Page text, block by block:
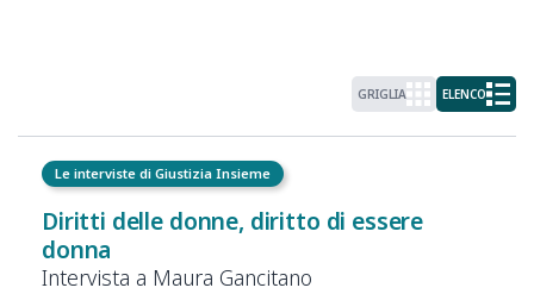
GRIGLIA ELENCO
Le interviste di Giustizia Insieme
Diritti delle donne, diritto di essere
donna
Intervista a Maura Gancitano